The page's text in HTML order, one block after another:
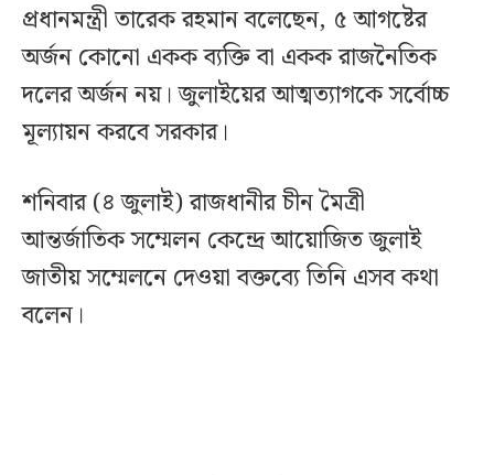
প্রধানমন্ত্রী তারেক রহমান বলেছেন, ৫ আগষ্টের
অর্জন কোনো একক ব্যক্তি বা একক রাজনৈতিক
দলের অর্জন নয়। জুলাইয়ের আত্মত্যাগকে সর্বোচ্চ
মূল্যায়ন করবে সরকার।
শনিবার (৪ জুলাই) রাজধানীর চীন মৈত্রী
আন্তর্জাতিক সম্মেলন কেন্দ্রে আয়োজিত জুলাই
জাতীয় সম্মেলনে দেওয়া বক্তব্যে তিনি এসব কথা
বলেন।